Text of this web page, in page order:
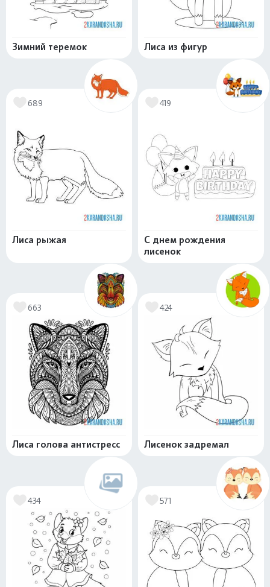
Зимний теремок Лиса из фигур
689
Лиса рыжая
419
С днем рождения
лисенок
663
Лиса голова антистресс
424
Лисенок задремал
434 571